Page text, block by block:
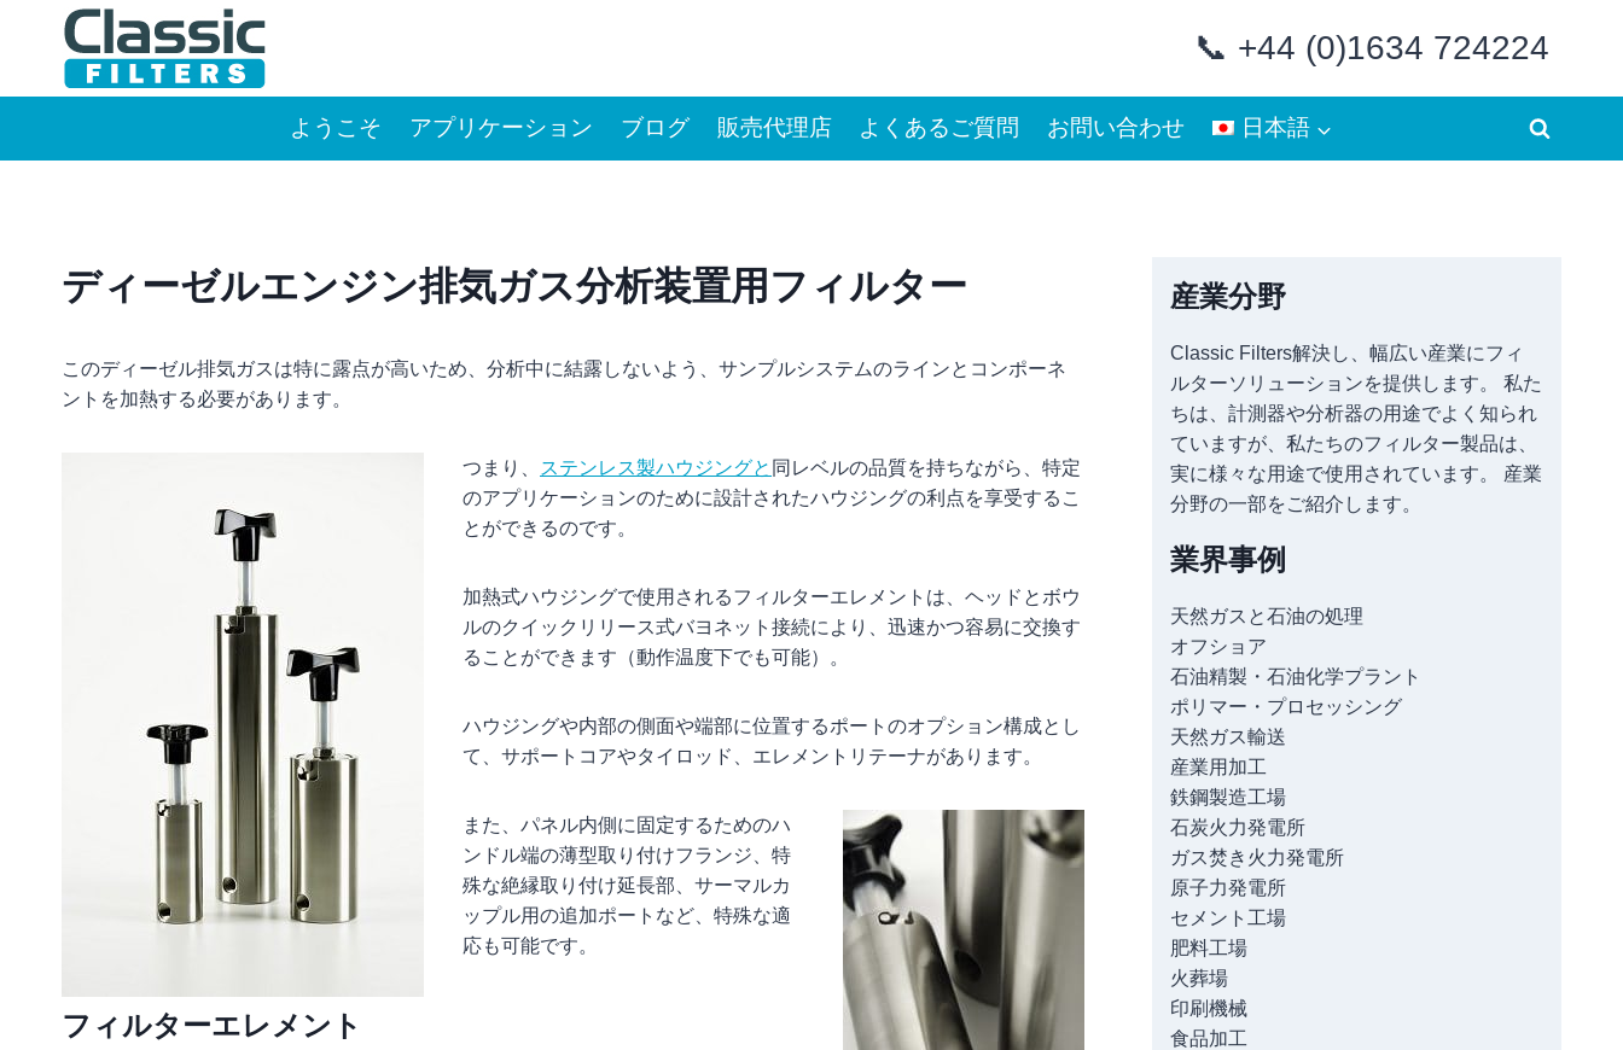
📞 +44 (0)1634 724224
ようこそ アプリケーション ブログ 販売代理店 よくあるご質問 お問い合わせ 日本語
ディーゼルエンジン排気ガス分析装置用フィルター
このディーゼル排気ガスは特に露点が高いため、分析中に結露しないよう、サンプルシステムのラインとコンポーネ
ントを加熱する必要があります。
つまり、 ステンレス製ハウジングと 同レベルの品質を持ちながら、特定
のアプリケーションのために設計されたハウジングの利点を享受するこ
とができるのです。
加熱式ハウジングで使用されるフィルターエレメントは、ヘッドとボウ
ルのクイックリリース式バヨネット接続により、迅速かつ容易に交換す
ることができます（動作温度下でも可能）。
ハウジングや内部の側面や端部に位置するポートのオプション構成とし
て、サポートコアやタイロッド、エレメントリテーナがあります。
また、パネル内側に固定するためのハ
ンドル端の薄型取り付けフランジ、特
殊な絶縁取り付け延長部、サーマルカ
ップル用の追加ポートなど、特殊な適
応も可能です。
フィルターエレメント
産業分野
Classic Filters解決し、幅広い産業にフィ
ルターソリューションを提供します。 私た
ちは、計測器や分析器の用途でよく知られ
ていますが、私たちのフィルター製品は、
実に様々な用途で使用されています。 産業
分野の一部をご紹介します。
業界事例
天然ガスと石油の処理
オフショア
石油精製・石油化学プラント
ポリマー・プロセッシング
天然ガス輸送
産業用加工
鉄鋼製造工場
石炭火力発電所
ガス焚き火力発電所
原子力発電所
セメント工場
肥料工場
火葬場
印刷機械
食品加工